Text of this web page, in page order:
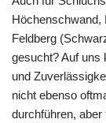
Höchenschwand,
Feldberg
gesucht? Auf uns
und
nicht ebenso
durchführen, aber